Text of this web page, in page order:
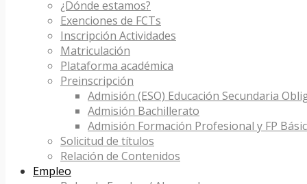
¿Dónde estamos?
Exenciones de FCTs
Inscripción Actividades
Matriculación
Plataforma académica
Preinscripción
Admisión (ESO) Educación Secundaria
Admisión Bachillerato
Admisión Formación Profesional y FP
Solicitud de títulos
Relación de Contenidos
Empleo